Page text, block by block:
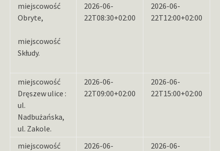
miejscowość
Obryte,
miejscowość
Skłudy.
2026-06-
22T08:30+02:00
2026-06-
22T12:00+02:00
miejscowość
Dręszew ulice :
ul.
Nadbużańska,
ul. Zakole.
2026-06-
22T09:00+02:00
2026-06-
22T15:00+02:00
miejscowość
2026-06-
2026-06-